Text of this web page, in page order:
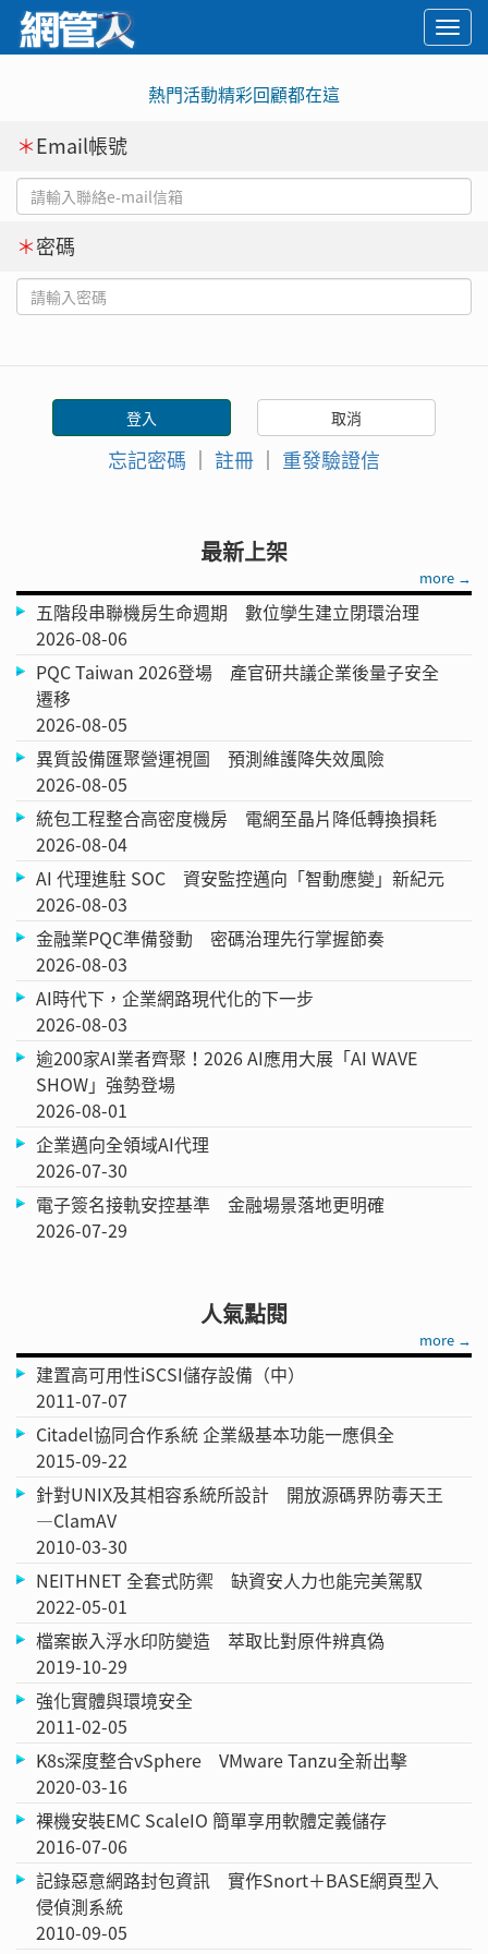
熱門活動精彩回顧都在這
＊Email帳號
＊密碼
忘記密碼 ｜ 註冊 ｜ 重發驗證信
最新上架
more →
五階段串聯機房生命週期 數位孿生建立閉環治理
2026-08-06
PQC Taiwan 2026登場 產官研共議企業後量子安全
遷移
2026-08-05
異質設備匯聚營運視圖 預測維護降失效風險
2026-08-05
統包工程整合高密度機房 電網至晶片降低轉換損耗
2026-08-04
AI 代理進駐 SOC 資安監控邁向「智動應變」新紀元
2026-08-03
金融業PQC準備發動 密碼治理先行掌握節奏
2026-08-03
AI時代下，企業網路現代化的下一步
2026-08-03
逾200家AI業者齊聚！2026 AI應用大展「AI WAVE
SHOW」強勢登場
2026-08-01
企業邁向全領域AI代理
2026-07-30
電子簽名接軌安控基準 金融場景落地更明確
2026-07-29
人氣點閱
more →
建置高可用性iSCSI儲存設備（中）
2011-07-07
Citadel協同合作系統 企業級基本功能一應俱全
2015-09-22
針對UNIX及其相容系統所設計 開放源碼界防毒天王
—ClamAV
2010-03-30
NEITHNET 全套式防禦 缺資安人力也能完美駕馭
2022-05-01
檔案嵌入浮水印防變造 萃取比對原件辨真偽
2019-10-29
強化實體與環境安全
2011-02-05
K8s深度整合vSphere VMware Tanzu全新出擊
2020-03-16
裸機安裝EMC ScaleIO 簡單享用軟體定義儲存
2016-07-06
記錄惡意網路封包資訊 實作Snort＋BASE網頁型入
侵偵測系統
2010-09-05